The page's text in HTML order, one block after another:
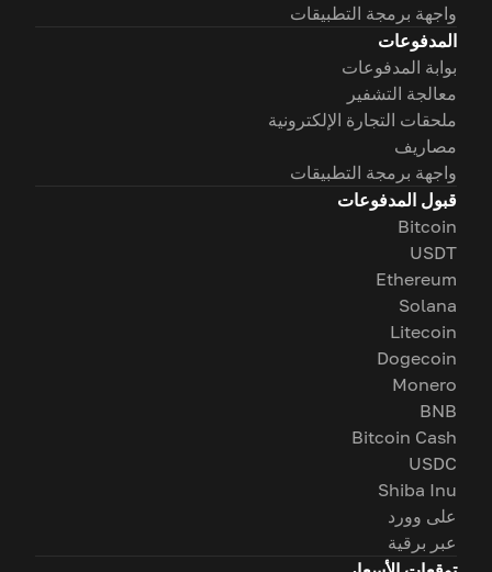
واجهة برمجة التطبيقات
المدفوعات
بوابة المدفوعات
معالجة التشفير
ملحقات التجارة الإلكترونية
مصاريف
واجهة برمجة التطبيقات
قبول المدفوعات
Bitcoin
USDT
Ethereum
Solana
Litecoin
Dogecoin
Monero
BNB
Bitcoin Cash
USDC
Shiba Inu
على وورد
عبر برقية